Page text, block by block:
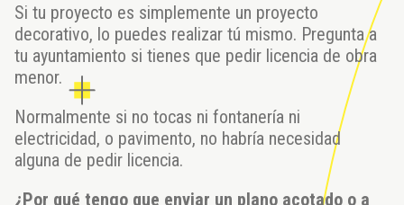
Si tu proyecto es simplemente un proyecto
decorativo, lo puedes realizar tú mismo. Pregunta a
tu ayuntamiento si tienes que pedir licencia de obra
menor.
Normalmente si no tocas ni fontanería ni
electricidad, o pavimento, no habría necesidad
alguna de pedir licencia.
¿Por qué tengo que enviar un plano acotado o a